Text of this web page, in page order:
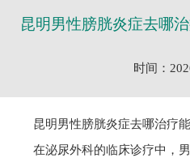
昆明男性膀胱炎症去哪
时间：
昆明男性膀胱炎症去哪治疗
在泌尿外科的临床诊疗中，